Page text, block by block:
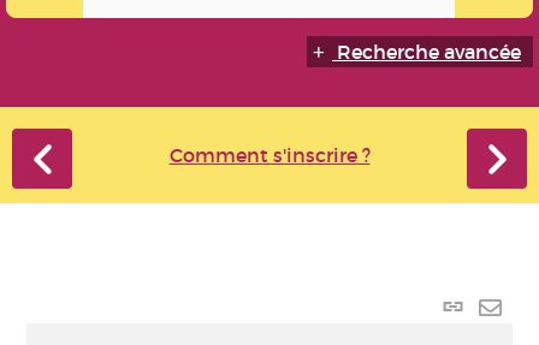
Recherche avancée
Comment s'inscrire ?
Lien